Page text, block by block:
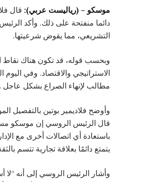
موسكو – (رياليست عربي): قال
دائما منفتحة على ذلك. وأكد
التشريعي، مما يقوض شرعيتها.
وبحسب قوله، قد تكون هناك نقاط
الاستراتيجي والاقتصاد. وفي
مطالب لإنهاء الصراع بشكل عاجل
وأوضح فلاديمير بوتين بالتفصيل
قال الرئيس الروسي إن موسكو
يتمتع دائمًا بعلاقة تجارية تتسم